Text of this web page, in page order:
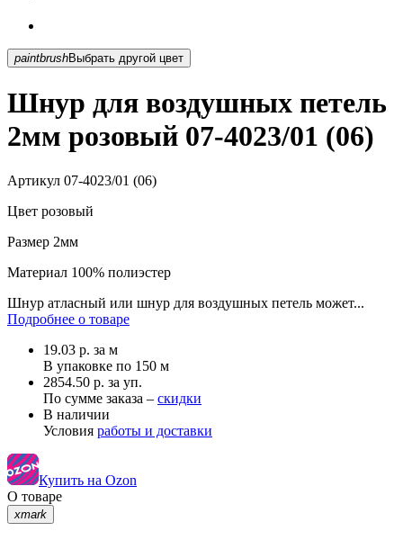
paintbrush Выбрать другой цвет
Шнур для воздушных петель
2мм розовый 07-4023/01 (06)
Артикул 07-4023/01 (06)
Цвет розовый
Размер 2мм
Материал 100% полиэстер
Шнур атласный или шнур для воздушных петель может...
Подробнее о товаре
19.03 р. за м
В упаковке по 150 м
2854.50 р. за уп.
По сумме заказа – скидки
В наличии
Условия работы и доставки
Купить на Ozon
О товаре
xmark